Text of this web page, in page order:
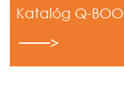
Katalóg Q-BOO